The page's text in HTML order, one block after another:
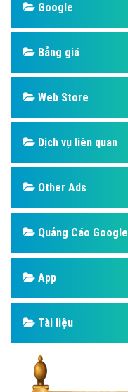
Google
Bảng giá
Web Store
Dịch vụ liên quan
Other Ads
Quảng Cáo Google
App
Tài liệu